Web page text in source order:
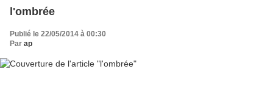
l'ombrée
Publié le 22/05/2014 à 00:30
Par ap